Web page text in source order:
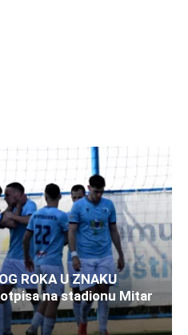
ROKA U ZNAKU
na stadionu Mitar